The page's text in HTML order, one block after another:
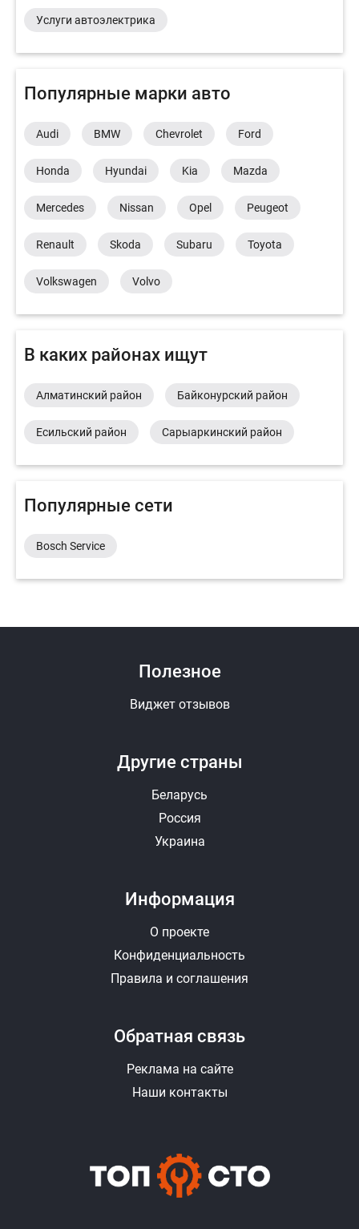
Услуги автоэлектрика
Популярные марки авто
Audi BMW Chevrolet Ford
Honda Hyundai Kia Mazda
Mercedes Nissan Opel Peugeot
Renault Skoda Subaru Toyota
Volkswagen Volvo
В каких районах ищут
Алматинский район Байконурский район
Есильский район Сарыаркинский район
Популярные сети
Bosch Service
Другие страны
Беларусь
Россия
Украина
Полезное
Виджет отзывов
Информация
О проекте
Конфиденциальность
Правила и соглашения
Обратная связь
Реклама на сайте
Наши контакты